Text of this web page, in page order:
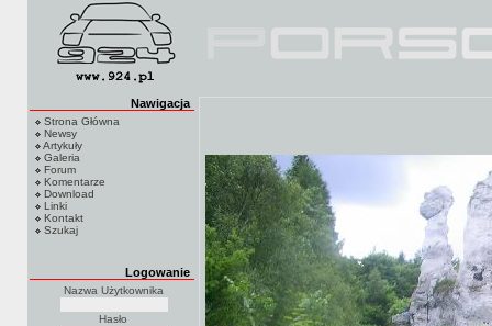
Nawigacja
Strona Główna
Newsy
Artykuły
Galeria
Forum
Komentarze
Download
Linki
Kontakt
Szukaj
Logowanie
Nazwa Użytkownika
Hasło